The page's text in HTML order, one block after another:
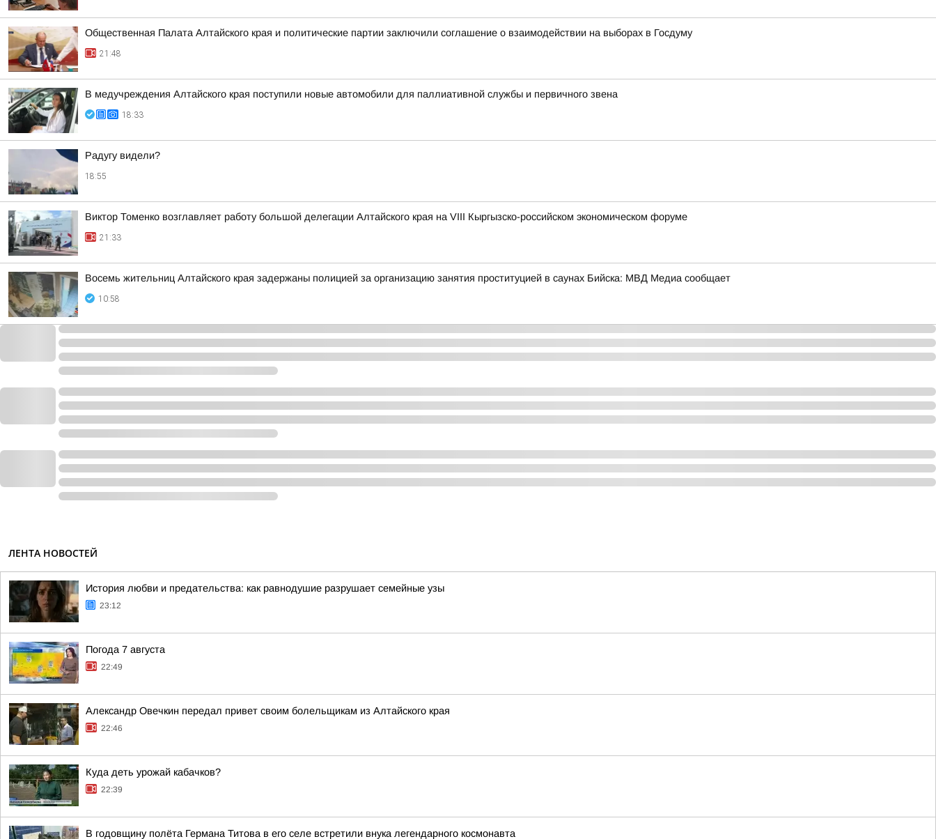
Общественная Палата Алтайского края и политические партии заключили соглашение о взаимодействии на выборах в Госдуму
21:48
В медучреждения Алтайского края поступили новые автомобили для паллиативной службы и первичного звена
18:33
Радугу видели?
18:55
Виктор Томенко возглавляет работу большой делегации Алтайского края на VIII Кыргызско-российском экономическом форуме
21:33
Восемь жительниц Алтайского края задержаны полицией за организацию занятия проституцией в саунах Бийска: МВД Медиа сообщает
10:58
ЛЕНТА НОВОСТЕЙ
История любви и предательства: как равнодушие разрушает семейные узы
23:12
Погода 7 августа
22:49
Александр Овечкин передал привет своим болельщикам из Алтайского края
22:46
Куда деть урожай кабачков?
22:39
В годовщину полёта Германа Титова в его селе встретили внука легендарного космонавта